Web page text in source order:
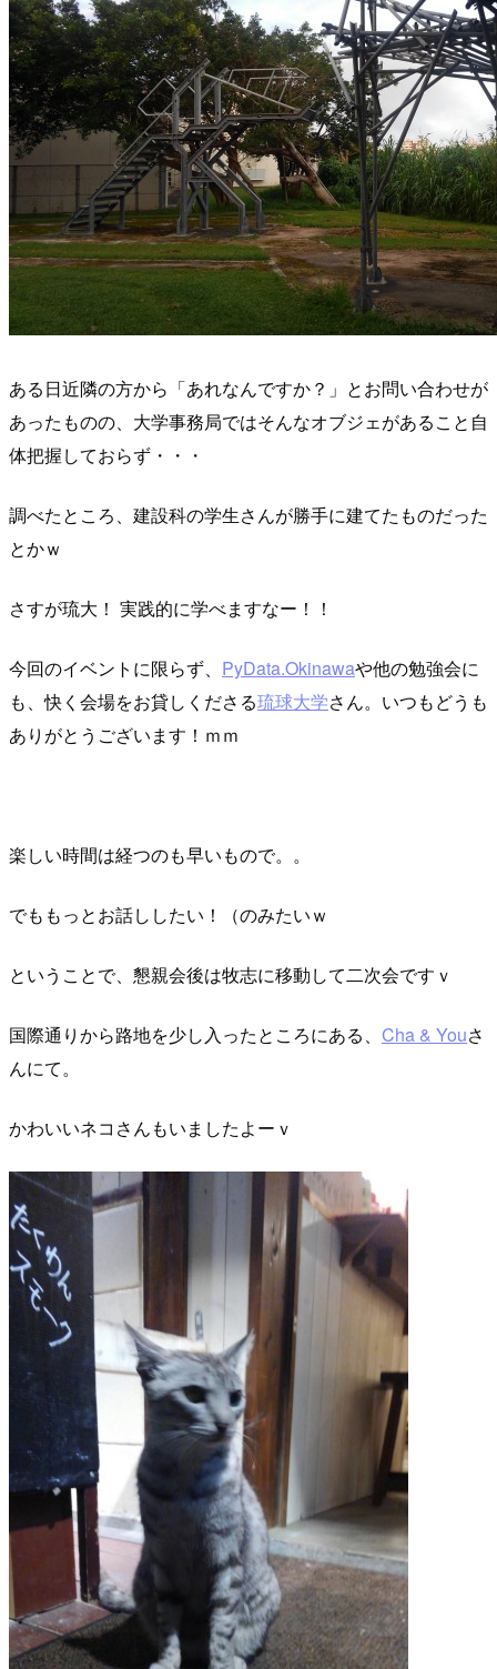
ある日近隣の方から「あれなんですか？」とお問い合わせが
あったものの、大学事務局ではそんなオブジェがあること自
体把握しておらず・・・
調べたところ、建設科の学生さんが勝手に建てたものだった
とかｗ
さすが琉大！ 実践的に学べますなー！！
今回のイベントに限らず、 PyData.Okinawaや他の勉強会に
も、快く会場をお貸しくださる琉球大学さん。いつもどうも
ありがとうございます！ｍｍ
楽しい時間は経つのも早いもので。。
でももっとお話ししたい！（のみたいｗ
ということで、懇親会後は牧志に移動して二次会ですｖ
国際通りから路地を少し入ったところにある、 Cha & Youさ
んにて。
かわいいネコさんもいましたよーｖ